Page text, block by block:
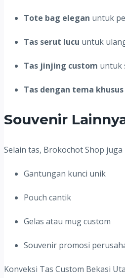
Tote bag elegan untuk
Tas serut lucu untuk
Tas jinjing custom untuk
Tas dengan tema khusus
Souvenir
Selain tas, Brokochot Shop
Gantungan kunci unik
Pouch cantik
Gelas atau mug custom
Souvenir promosi
Konveksi Tas Custom Bekasi